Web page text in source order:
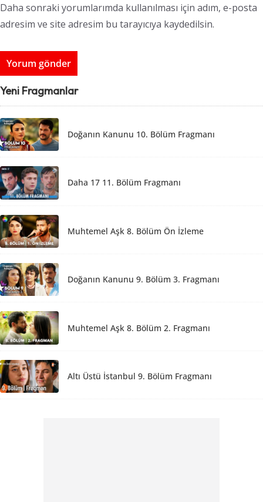
Daha sonraki yorumlarımda kullanılması için adım, e-posta
adresim ve site adresim bu tarayıcıya kaydedilsin.
Yeni Fragmanlar
Doğanın Kanunu 10. Bölüm Fragmanı
Daha 17 11. Bölüm Fragmanı
Muhtemel Aşk 8. Bölüm Ön İzleme
Doğanın Kanunu 9. Bölüm 3. Fragmanı
Muhtemel Aşk 8. Bölüm 2. Fragmanı
Altı Üstü İstanbul 9. Bölüm Fragmanı